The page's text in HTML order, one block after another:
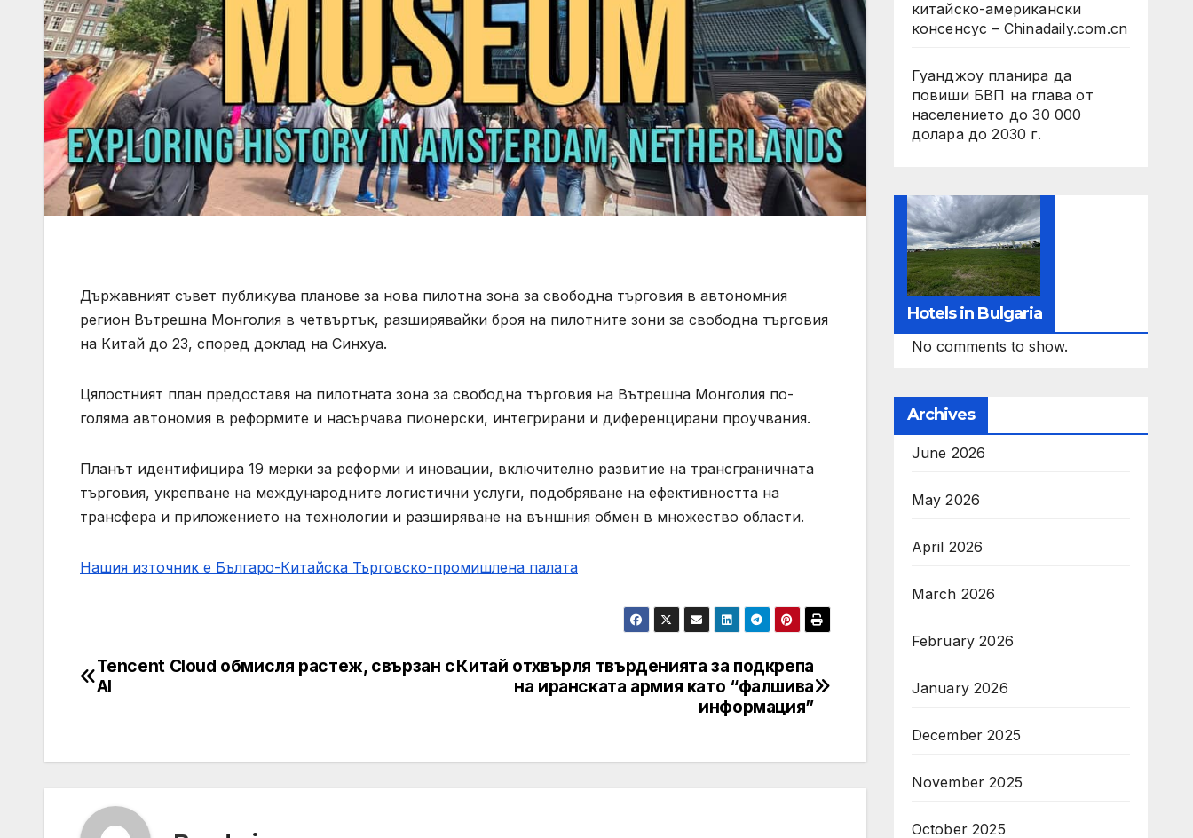
Държавният съвет публикува планове за нова пилотна зона за свободна търговия в автономния
регион Вътрешна Монголия в четвъртък, разширявайки броя на пилотните зони за свободна търговия
на Китай до 23, според доклад на Синхуа.
Цялостният план предоставя на пилотната зона за свободна търговия на Вътрешна Монголия по-
голяма автономия в реформите и насърчава пионерски, интегрирани и диференцирани проучвания.
Планът идентифицира 19 мерки за реформи и иновации, включително развитие на трансграничната
търговия, укрепване на международните логистични услуги, подобряване на ефективността на
трансфера и приложението на технологии и разширяване на външния обмен в множество области.
Нашия източник е Българо-Китайска Търговско-промишлена палaта
Post
Китай отхвърля твърденията за подкрепа
на иранската армия като “фалшива
информация”
Tencent Cloud обмисля растеж, свързан с
AI
китайско-американски
консенсус – Chinadaily.com.cn
Гуанджоу планира да
повиши БВП на глава от
населението до 30 000
долара до 2030 г.
Hotels in Bulgaria
No comments to show.
Archives
June 2026
May 2026
April 2026
March 2026
February 2026
January 2026
December 2025
November 2025
October 2025